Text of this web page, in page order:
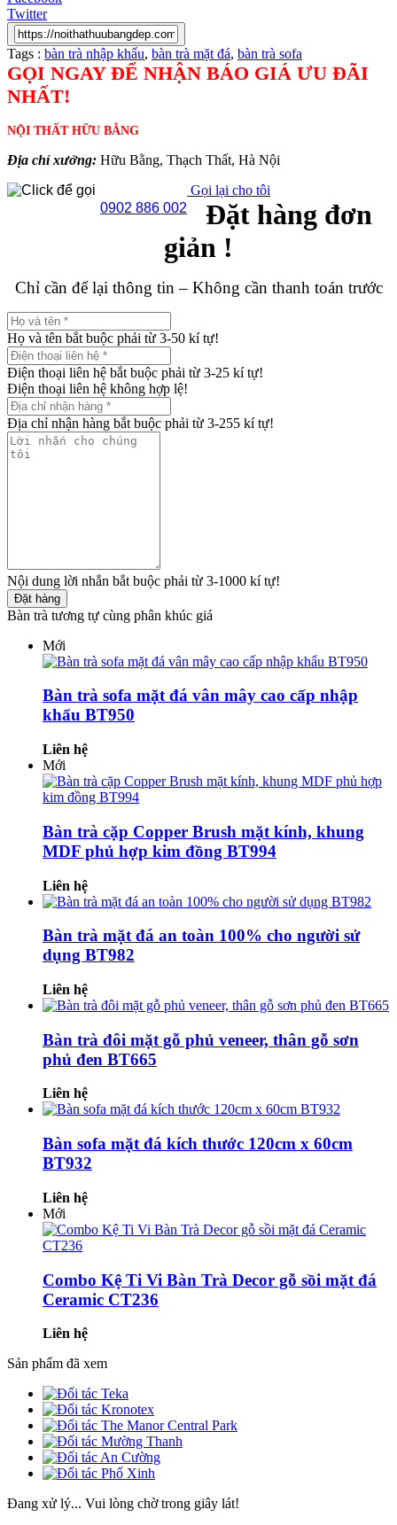
Twitter
Tags : bàn trà nhập khẩu, bàn trà mặt đá, bàn trà sofa
GỌI NGAY ĐỂ NHẬN BÁO GIÁ ƯU ĐÃI
NHẤT!
NỘI THẤT HỮU BẰNG
Địa chỉ xưởng: Hữu Bằng, Thạch Thất, Hà Nội
0902 886 002
Gọi lại cho tôi
Đặt hàng đơn
giản !
Chỉ cần để lại thông tin – Không cần thanh toán trước
Họ và tên bắt buộc phải từ 3-50 kí tự!
Điện thoại liên hệ bắt buộc phải từ 3-25 kí tự!
Điện thoại liên hệ không hợp lệ!
Địa chỉ nhận hàng bắt buộc phải từ 3-255 kí tự!
Nội dung lời nhắn bắt buộc phải từ 3-1000 kí tự!
Đặt hàng
Bàn trà tương tự cùng phân khúc giá
Mới
Bàn trà sofa mặt đá vân mây cao cấp nhập
khẩu BT950
Liên hệ
Mới
Bàn trà cặp Copper Brush mặt kính, khung
MDF phủ hợp kim đồng BT994
Liên hệ
Bàn trà mặt đá an toàn 100% cho người sử
dụng BT982
Liên hệ
Bàn trà đôi mặt gỗ phủ veneer, thân gỗ sơn
phủ đen BT665
Liên hệ
Bàn sofa mặt đá kích thước 120cm x 60cm
BT932
Liên hệ
Mới
Combo Kệ Ti Vi Bàn Trà Decor gỗ sồi mặt đá
Ceramic CT236
Liên hệ
Sản phẩm đã xem
Đang xử lý... Vui lòng chờ trong giây lát!